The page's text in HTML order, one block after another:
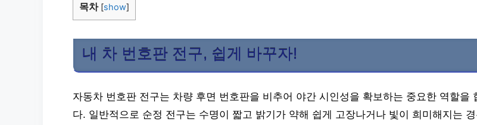
목차 [show]
내 차 번호판 전구, 쉽게 바꾸자!
자동차 번호판 전구는 차량 후면 번호판을 비추어 야간 시인성을 확보하는 중요한 역할을
다. 일반적으로 순정 전구는 수명이 짧고 밝기가 약해 쉽게 고장나거나 빛이 희미해지는